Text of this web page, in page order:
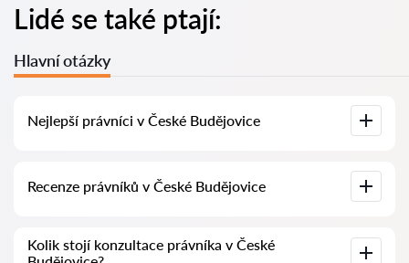
Lidé se také ptají:
Hlavní otázky
Nejlepší právníci v České Budějovice
Budějovice s kompletními informacemi. Ceny, recenze,
telefonní číslo a adresa.
Recenze právníků v České Budějovice
Na naší službě najdete skutečné recenze právníků,
neodstraňujeme negativní recenze a není možné je uměle
Kolik stojí konzultace právníka v České